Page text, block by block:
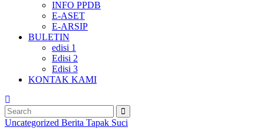
INFO PPDB
E-ASET
E-ARSIP
BULETIN
edisi 1
Edisi 2
Edisi 3
KONTAK KAMI
Uncategorized Berita Tapak Suci